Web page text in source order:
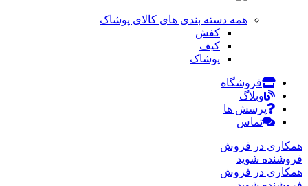
همه دسته بندی های کالای پوشاک
کفش
کیف
پوشاک
فروشگاه
وبلاگ
پرسش ها
تماس
همکاری در فروش
فروشنده شوید
همکاری در فروش